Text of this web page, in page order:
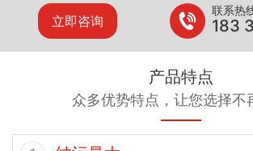
立即咨询
联系热
183
产品特点
众多优势特点，让您选择不